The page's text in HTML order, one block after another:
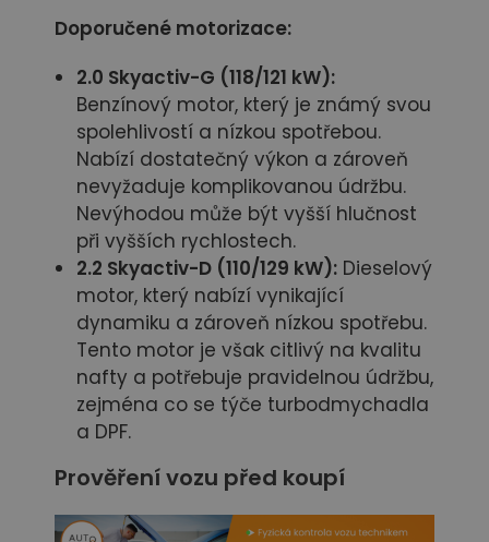
Doporučené motorizace:
2.0 Skyactiv-G (118/121 kW):
Benzínový motor, který je známý svou
spolehlivostí a nízkou spotřebou.
Nabízí dostatečný výkon a zároveň
nevyžaduje komplikovanou údržbu.
Nevýhodou může být vyšší hlučnost
při vyšších rychlostech.
2.2 Skyactiv-D (110/129 kW): Dieselový
motor, který nabízí vynikající
dynamiku a zároveň nízkou spotřebu.
Tento motor je však citlivý na kvalitu
nafty a potřebuje pravidelnou údržbu,
zejména co se týče turbodmychadla
a DPF.
Prověření vozu před koupí